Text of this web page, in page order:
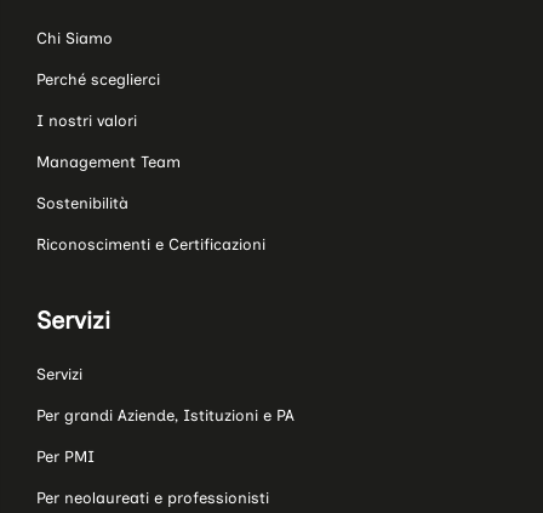
Chi Siamo
Perché sceglierci
I nostri valori
Management Team
Sostenibilità
Riconoscimenti e Certificazioni
Servizi
Servizi
Per grandi Aziende, Istituzioni e PA
Per PMI
Per neolaureati e professionisti